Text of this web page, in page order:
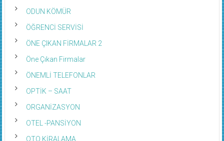
ODUN KÖMÜR
ÖĞRENCİ SERVİSİ
ÖNE ÇIKAN FİRMALAR 2
Öne Çıkan Firmalar
ÖNEMLİ TELEFONLAR
OPTİK – SAAT
ORGANİZASYON
OTEL -PANSİYON
OTO KİRALAMA